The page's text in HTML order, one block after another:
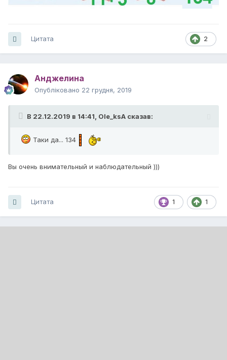
2
Цитата
Анджелина
Опубліковано 22 грудня, 2019
В 22.12.2019 в 14:41, Ole_ksA сказав:
Таки да... 134
Вы очень внимательный и наблюдательный )))
1 1
Цитата